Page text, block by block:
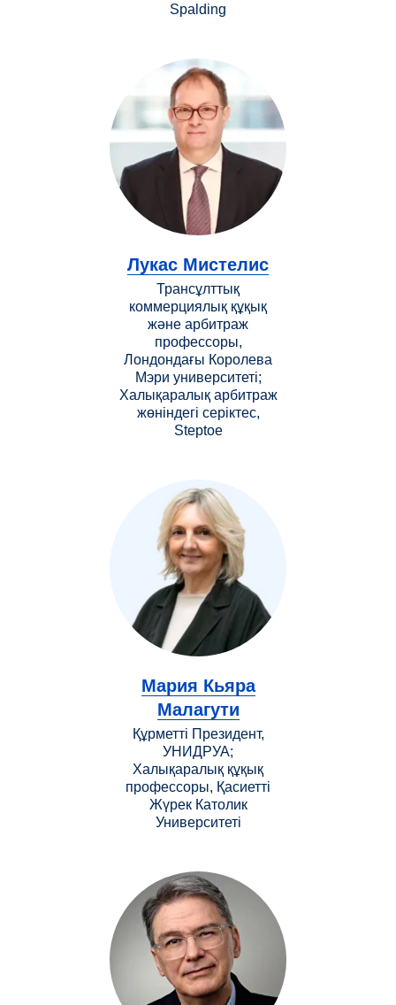
Spalding
Лукас Мистелис
Трансұлттық
коммерциялық құқық
және арбитраж
профессоры,
Лондондағы Королева
Мэри университеті;
Халықаралық арбитраж
жөніндегі серіктес,
Steptoe
Мария Кьяра
Малагути
Құрметті Президент,
УНИДРУА;
Халықаралық құқық
профессоры, Қасиетті
Жүрек Католик
Университеті